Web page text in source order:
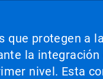
que protegen a
la
nivel. Esta